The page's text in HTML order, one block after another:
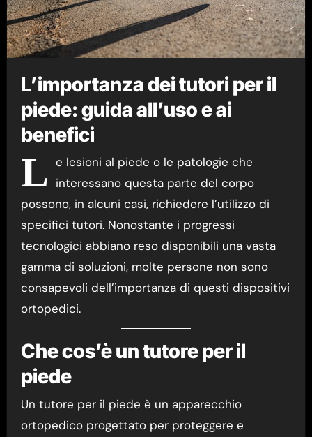
L’importanza dei tutori per il
piede: guida all’uso e ai
benefici
L e lesioni al piede o le patologie che
interessano questa parte del corpo
possono, in alcuni casi, richiedere l’utilizzo di
specifici tutori. Nonostante i progressi
tecnologici abbiano reso disponibili una vasta
gamma di soluzioni, molte persone non sono
consapevoli dell’importanza di questi dispositivi
ortopedici.
Che cos’è un tutore per il
piede
Un tutore per il piede è un apparecchio
ortopedico progettato per proteggere e